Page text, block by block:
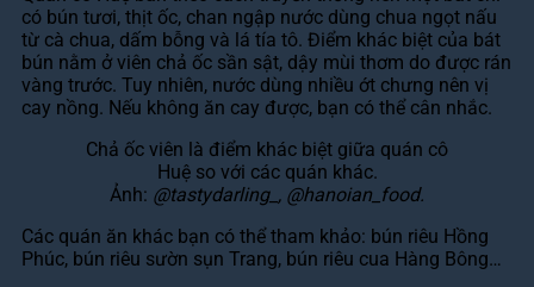
có bún tươi, thịt ốc, chan ngập nước dùng chua ngọt nấu
từ cà chua, dấm bỗng và lá tía tô. Điểm khác biệt của bát
bún nằm ở viên chả ốc sần sật, dậy mùi thơm do được rán
vàng trước. Tuy nhiên, nước dùng nhiều ớt chưng nên vị
cay nồng. Nếu không ăn cay được, bạn có thể cân nhắc.
Chả ốc viên là điểm khác biệt giữa quán cô
Huệ so với các quán khác.
Ảnh: @tastydarling_, @hanoian_food.
Các quán ăn khác bạn có thể tham khảo: bún riêu Hồng
Phúc, bún riêu sườn sụn Trang, bún riêu cua Hàng Bông…